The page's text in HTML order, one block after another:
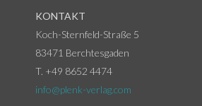
KONTAKT
Koch-Sternfeld-Straße 5
83471 Berchtesgaden
T. +49 8652 4474
info@plenk-verlag.com